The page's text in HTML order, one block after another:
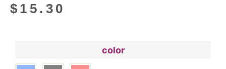
$ 15.30
color